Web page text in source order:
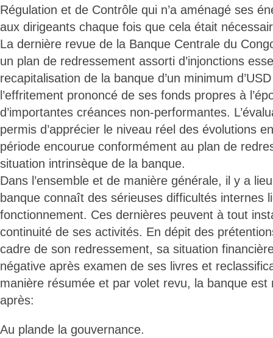
Régulation et de Contrôle qui n’a aménagé ses
aux dirigeants chaque fois que cela était
La dernière revue de la Banque Centrale du
un plan de redressement assorti d’injonctions
recapitalisation de la banque d’un minimum
l’effritement prononcé de ses fonds propres à
d’importantes créances non-performantes.
permis d’apprécier le niveau réel des évolutions
période encourue conformément au plan de
situation intrinsèque de la banque.
Dans l’ensemble et de manière générale, il y a
banque connaît des sérieuses difficultés internes
fonctionnement. Ces dernières peuvent à tout
continuité de ses activités. En dépit des
cadre de son redressement, sa situation
négative après examen de ses livres et
manière résumée et par volet revu, la banque est
après:
Au plande la gouvernance.